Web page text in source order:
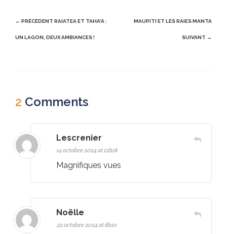
Post
navigation
← PRÉCÉDENT RAIATEA ET TAHA’A :
UN LAGON, DEUX AMBIANCES !
MAUPITI ET LES RAIES MANTA
SUIVANT →
2 Comments
Lescrenier
14 octobre 2024 at 12h18
Magnifiques vues
Noëlle
22 octobre 2024 at 8h10